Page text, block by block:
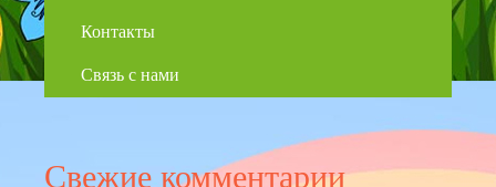
Контакты
Связь с нами
Свежие комментарии